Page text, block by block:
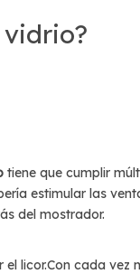
tiene que cumplir
estimular las
del mostrador.
licor.Con cada vez